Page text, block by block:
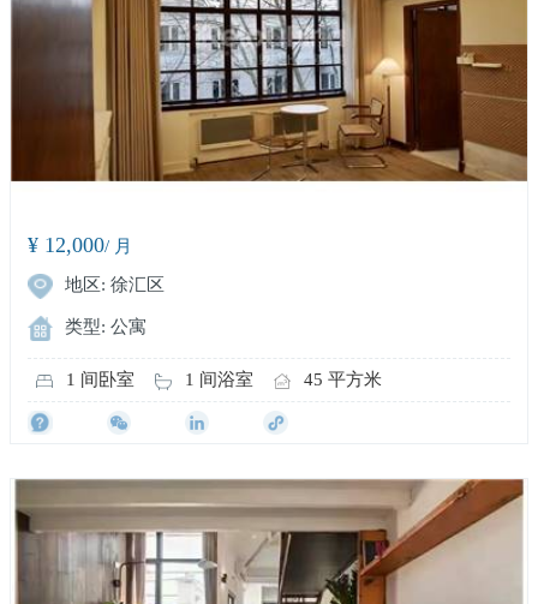
¥ 12,000/ 月
地区: 徐汇区
类型: 公寓
1 间卧室 1 间浴室 45 平方米